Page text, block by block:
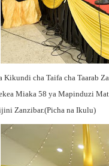
Kikundi cha Taifa cha Taarab
Miaka 58 ya Mapinduzi
Zanzibar.(Picha na Ikulu)